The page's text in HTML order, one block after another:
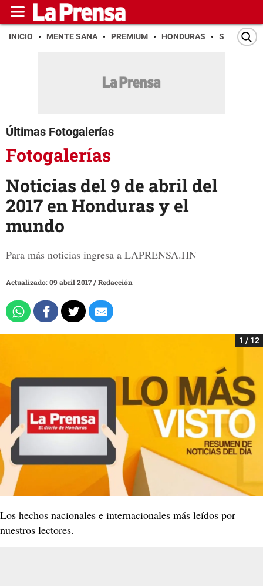
INICIO MENTE SANA PREMIUM HONDURAS SAN PEDRO
Últimas Fotogalerías
Fotogalerías
Noticias del 9 de abril del
2017 en Honduras y el
mundo
Para más noticias ingresa a LAPRENSA.HN
Actualizado: 09 abril 2017/Redacción
1 / 12
Los hechos nacionales e internacionales más leídos por
nuestros lectores.